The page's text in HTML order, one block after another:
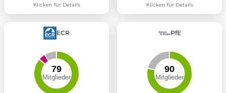
Klicken für Details Klicken für Details
ECR PfE